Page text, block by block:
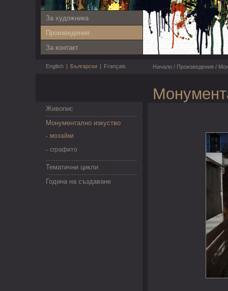
За художника
Произведения
За контакт
English | Български | Français Начало / Произведения /
Живопис
Монументално изкуство
мозайки
сграфито
Тематични цикли
Година на създаване